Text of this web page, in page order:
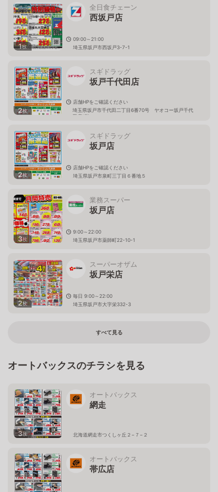
1枚
全日食チェーン
西坂戸店
09:00～21:00
埼玉県坂戸市西坂戸3-7-1
2枚
スギドラッグ
坂戸千代田店
店舗HPをご確認ください
埼玉県坂戸市千代田二丁目6番70号 ヤオコー坂戸千代
田店1階
2枚
スギドラッグ
坂戸店
店舗HPをご確認ください
埼玉県坂戸市泉町三丁目６番地５
3枚
業務スーパー
坂戸店
9:00～22:00
埼玉県坂戸市薬師町22-10-1
2枚
スーパーオザム
坂戸栄店
毎日 9:00～22:00
埼玉県坂戸市大字栄332-3
すべて見る
オートバックスのチラシを見る
3枚
オートバックス
網走
北海道網走市つくしヶ丘２−７−２
オートバックス
帯広店